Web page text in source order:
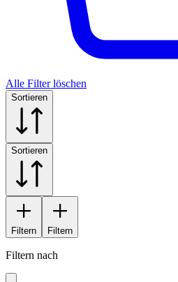
Alle Filter löschen
Sortieren
Sortieren
Filtern Filtern
Filtern nach